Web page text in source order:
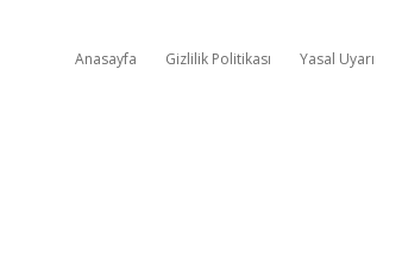
Anasayfa Gizlilik Politikası Yasal Uyarı